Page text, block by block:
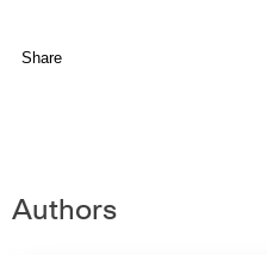
Share
Authors